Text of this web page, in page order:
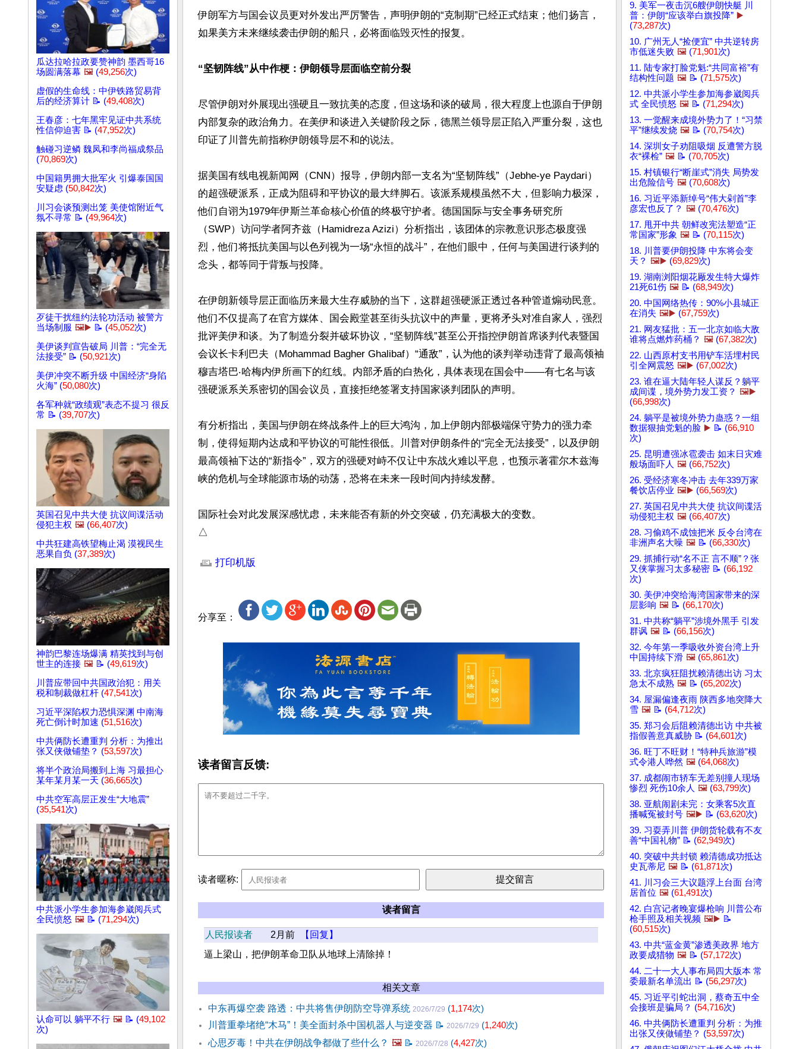
瓜达拉哈拉政要赞神韵 墨西哥16
场圆满落幕 🖼️ (49,256次)
虚假的生命线：中伊铁路贸易背
后的经济算计 📝 (49,408次)
王春彦：七年黑牢见证中共系统
性信仰迫害 📝 (47,952次)
触碰习逆鳞 魏凤和李尚福成祭品
(70,869次)
中国籍男拥大批军火 引爆泰国国
安疑虑 (50,842次)
川习会谈预测出笼 美使馆附近气
氛不寻常 📝 (49,964次)
歹徒干扰纽约法轮功活动 被警方
当场制服 🖼️▶️ 📝 (45,052次)
美伊谈判宣告破局 川普：“完全无
法接受” 📝 (50,921次)
美伊冲突不断升级 中国经济“身陷
火海” (50,080次)
各军种就“政绩观”表态不提习 很反
常 📝 (39,707次)
英国召见中共大使 抗议间谍活动
侵犯主权 🖼️ (66,407次)
中共狂建高铁望梅止渴 漠视民生
恶果自负 (37,389次)
神韵巴黎连场爆满 精英找到与创
世主的连接 🖼️ 📝 (49,619次)
川普应带回中共国政治犯：用关
税和制裁做杠杆 (47,541次)
习近平深陷权力恐惧深渊 中南海
死亡倒计时加速 (51,516次)
中共俩防长遭重判 分析：为推出
张又侠做铺垫？ (53,597次)
将半个政治局搬到上海 习最担心
某年某月某一天 (36,665次)
中共空军高层正发生“大地震”
(35,541次)
中共派小学生参加海参崴阅兵式
全民愤怒 🖼️ 📝 (71,294次)
认命可以 躺平不行 🖼️ 📝 (49,102
次)
伊朗军方与国会议员更对外发出严厉警告，声明伊朗的“克制期”已经正式结束；他们扬言，
如果美方未来继续袭击伊朗的船只，必将面临毁灭性的报复。
尽管伊朗对外展现出强硬且一致抗美的态度，但这场和谈的破局，很大程度上也源自于伊朗
内部复杂的政治角力。在美伊和谈进入关键阶段之际，德黑兰领导层正陷入严重分裂，这也
印证了川普先前指称伊朗领导层不和的说法。
据美国有线电视新闻网（CNN）报导，伊朗内部一支名为“坚韧阵线”（Jebhe-ye Paydari）
的超强硬派系，正成为阻碍和平协议的最大绊脚石。该派系规模虽然不大，但影响力极深，
他们自诩为1979年伊斯兰革命核心价值的终极守护者。德国国际与安全事务研究所
（SWP）访问学者阿齐兹（Hamidreza Azizi）分析指出，该团体的宗教意识形态极度强
烈，他们将抵抗美国与以色列视为一场“永恒的战斗”，在他们眼中，任何与美国进行谈判的
念头，都等同于背叛与投降。
在伊朗新领导层正面临历来最大生存威胁的当下，这群超强硬派正透过各种管道煽动民意。
他们不仅提高了在官方媒体、国会殿堂甚至街头抗议中的声量，更将矛头对准自家人，强烈
批评美伊和谈。为了制造分裂并破坏协议，“坚韧阵线”甚至公开指控伊朗首席谈判代表暨国
会议长卡利巴夫（Mohammad Bagher Ghalibaf）“通敌”，认为他的谈判举动违背了最高领袖
穆吉塔巴‧哈梅内伊所画下的红线。内部矛盾的白热化，具体表现在国会中——有七名与该
强硬派系关系密切的国会议员，直接拒绝签署支持国家谈判团队的声明。
有分析指出，美国与伊朗在终战条件上的巨大鸿沟，加上伊朗内部极端保守势力的强力牵
制，使得短期内达成和平协议的可能性很低。川普对伊朗条件的“完全无法接受”，以及伊朗
最高领袖下达的“新指令”，双方的强硬对峙不仅让中东战火难以平息，也预示著霍尔木兹海
峡的危机与全球能源市场的动荡，恐将在未来一段时间内持续发酵。
国际社会对此发展深感忧虑，未来能否有新的外交突破，仍充满极大的变数。
△
打印机版
分享至：
读者留言反馈:
读者暱称:
读者留言
人民报读者 2月前
【回复】
逼上梁山，把伊朗革命卫队从地球上清除掉！
相关文章
中东再爆空袭 路透：中共将售伊朗防空导弹系统 2026/7/29 (1,174次)
川普重拳堵绝“木马”！美全面封杀中国机器人与逆变器 📝 2026/7/29 (1,240次)
心思歹毒！中共在伊朗战争都做了些什么？ 🖼️ 📝 2026/7/28 (4,427次)
9. 美军一夜击沉6艘伊朗快艇 川
普：伊朗“应该举白旗投降” ▶️
(73,287次)
10. 广州无人“捡便宜” 中共逆转房
市低迷失败 🖼️ (71,901次)
11. 陆专家打脸党魁:“共同富裕”有
结构性问题 🖼️ 📝 (71,575次)
12. 中共派小学生参加海参崴阅兵
式 全民愤怒 🖼️ 📝 (71,294次)
13. 一觉醒来成境外势力了！“习禁
平”继续发烧 🖼️ 📝 (70,754次)
14. 深圳女子劝阻吸烟 反遭警方脱
衣“裸检” 🖼️ 📝 (70,705次)
15. 村镇银行“断崖式”消失 局势发
出危险信号 🖼️ (70,608次)
16. 习近平添新绰号“伟大剁首”李
彦宏也反了？ 🖼️ (70,476次)
17. 甩开中共 朝鲜改宪法塑造“正
常国家”形象 🖼️ 📝 (70,115次)
18. 川普要伊朗投降 中东将会变
天？ 🖼️▶️ (69,829次)
19. 湖南浏阳烟花厰发生特大爆炸
21死61伤 🖼️ 📝 (68,949次)
20. 中国网络热传：90%小县城正
在消失 🖼️▶️ (67,759次)
21. 网友猛批：五一北京如临大敌
谁将点燃炸药桶？ 🖼️ (67,382次)
22. 山西原村支书用铲车活埋村民
引全网震怒 🖼️▶️ (67,002次)
23. 谁在逼大陆年轻人谋反？躺平
成间谍，境外势力发工资？ 🖼️▶️
(66,998次)
24. 躺平是被境外势力蛊惑？一组
数据狠抽党魁的脸 ▶️ 📝 (66,910
次)
25. 昆明遭强冰雹袭击 如末日灾难
般场面吓人 🖼️ (66,752次)
26. 受经济寒冬冲击 去年339万家
餐饮店停业 🖼️▶️ (66,569次)
27. 英国召见中共大使 抗议间谍活
动侵犯主权 🖼️ (66,407次)
28. 习偷鸡不成蚀把米 反令台湾在
非洲声名大噪 🖼️ 📝 (66,330次)
29. 抓捕行动“名不正 言不顺”？张
又侠掌握习太多秘密 📝 (66,192
次)
30. 美伊冲突给海湾国家带来的深
层影响 🖼️ 📝 (66,170次)
31. 中共称“躺平”涉境外黑手 引发
群讽 🖼️ 📝 (66,156次)
32. 今年第一季吸收外资台湾上升
中国持续下滑 🖼️ (65,861次)
33. 北京疯狂阻扰赖清德出访 习太
急太不成熟 🖼️ 📝 (65,202次)
34. 屋漏偏逢夜雨 陕西多地突降大
雪 🖼️ 📝 (64,712次)
35. 郑习会后阻赖清德出访 中共被
指假善意真威胁 📝 (64,601次)
36. 旺丁不旺财！“特种兵旅游”模
式令港人哗然 🖼️ (64,068次)
37. 成都闹市轿车无差别撞人现场
惨烈 死伤10余人 🖼️ (63,799次)
38. 亚航闹剧未完：女乘客5次直
播喊冤被封号 🖼️▶️ 📝 (63,620次)
39. 习耍弄川普 伊朗货轮载有不友
善“中国礼物” 📝 (62,949次)
40. 突破中共封锁 赖清德成功抵达
史瓦蒂尼 🖼️ 📝 (61,871次)
41. 川习会三大议题浮上台面 台湾
居首位 🖼️ (61,491次)
42. 白宫记者晚宴爆枪响 川普公布
枪手照及相关视频 🖼️▶️ 📝
(60,515次)
43. 中共“蓝金黄”渗透美政界 地方
政要成猎物 🖼️ 📝 (57,172次)
44. 二十一大人事布局四大版本 常
委最新名单流出 📝 (56,297次)
45. 习近平引蛇出洞，蔡奇五中全
会接班是骗局？ (54,716次)
46. 中共俩防长遭重判 分析：为推
出张又侠做铺垫？ (53,597次)